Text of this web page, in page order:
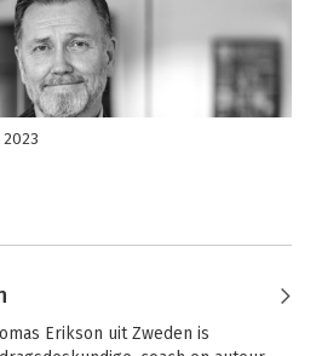
Erikson uit Zweden is